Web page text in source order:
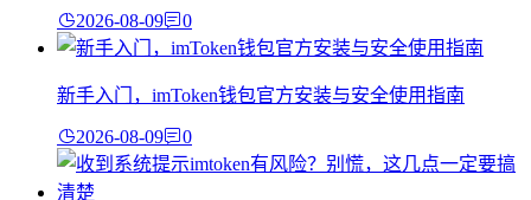
2026-08-09 0
新手入门，imToken钱包官方安装与安全使用指南
2026-08-09 0